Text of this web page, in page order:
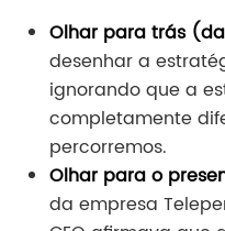
Olhar para trás
desenhar a
ignorando que a
completamente
percorremos.
Olhar para o
da empresa